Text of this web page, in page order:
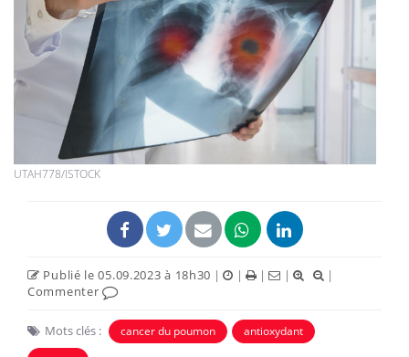
UTAH778/ISTOCK
Publié le 05.09.2023 à 18h30 | | | |
|
Commenter
Mots clés : cancer du poumon
antioxydant